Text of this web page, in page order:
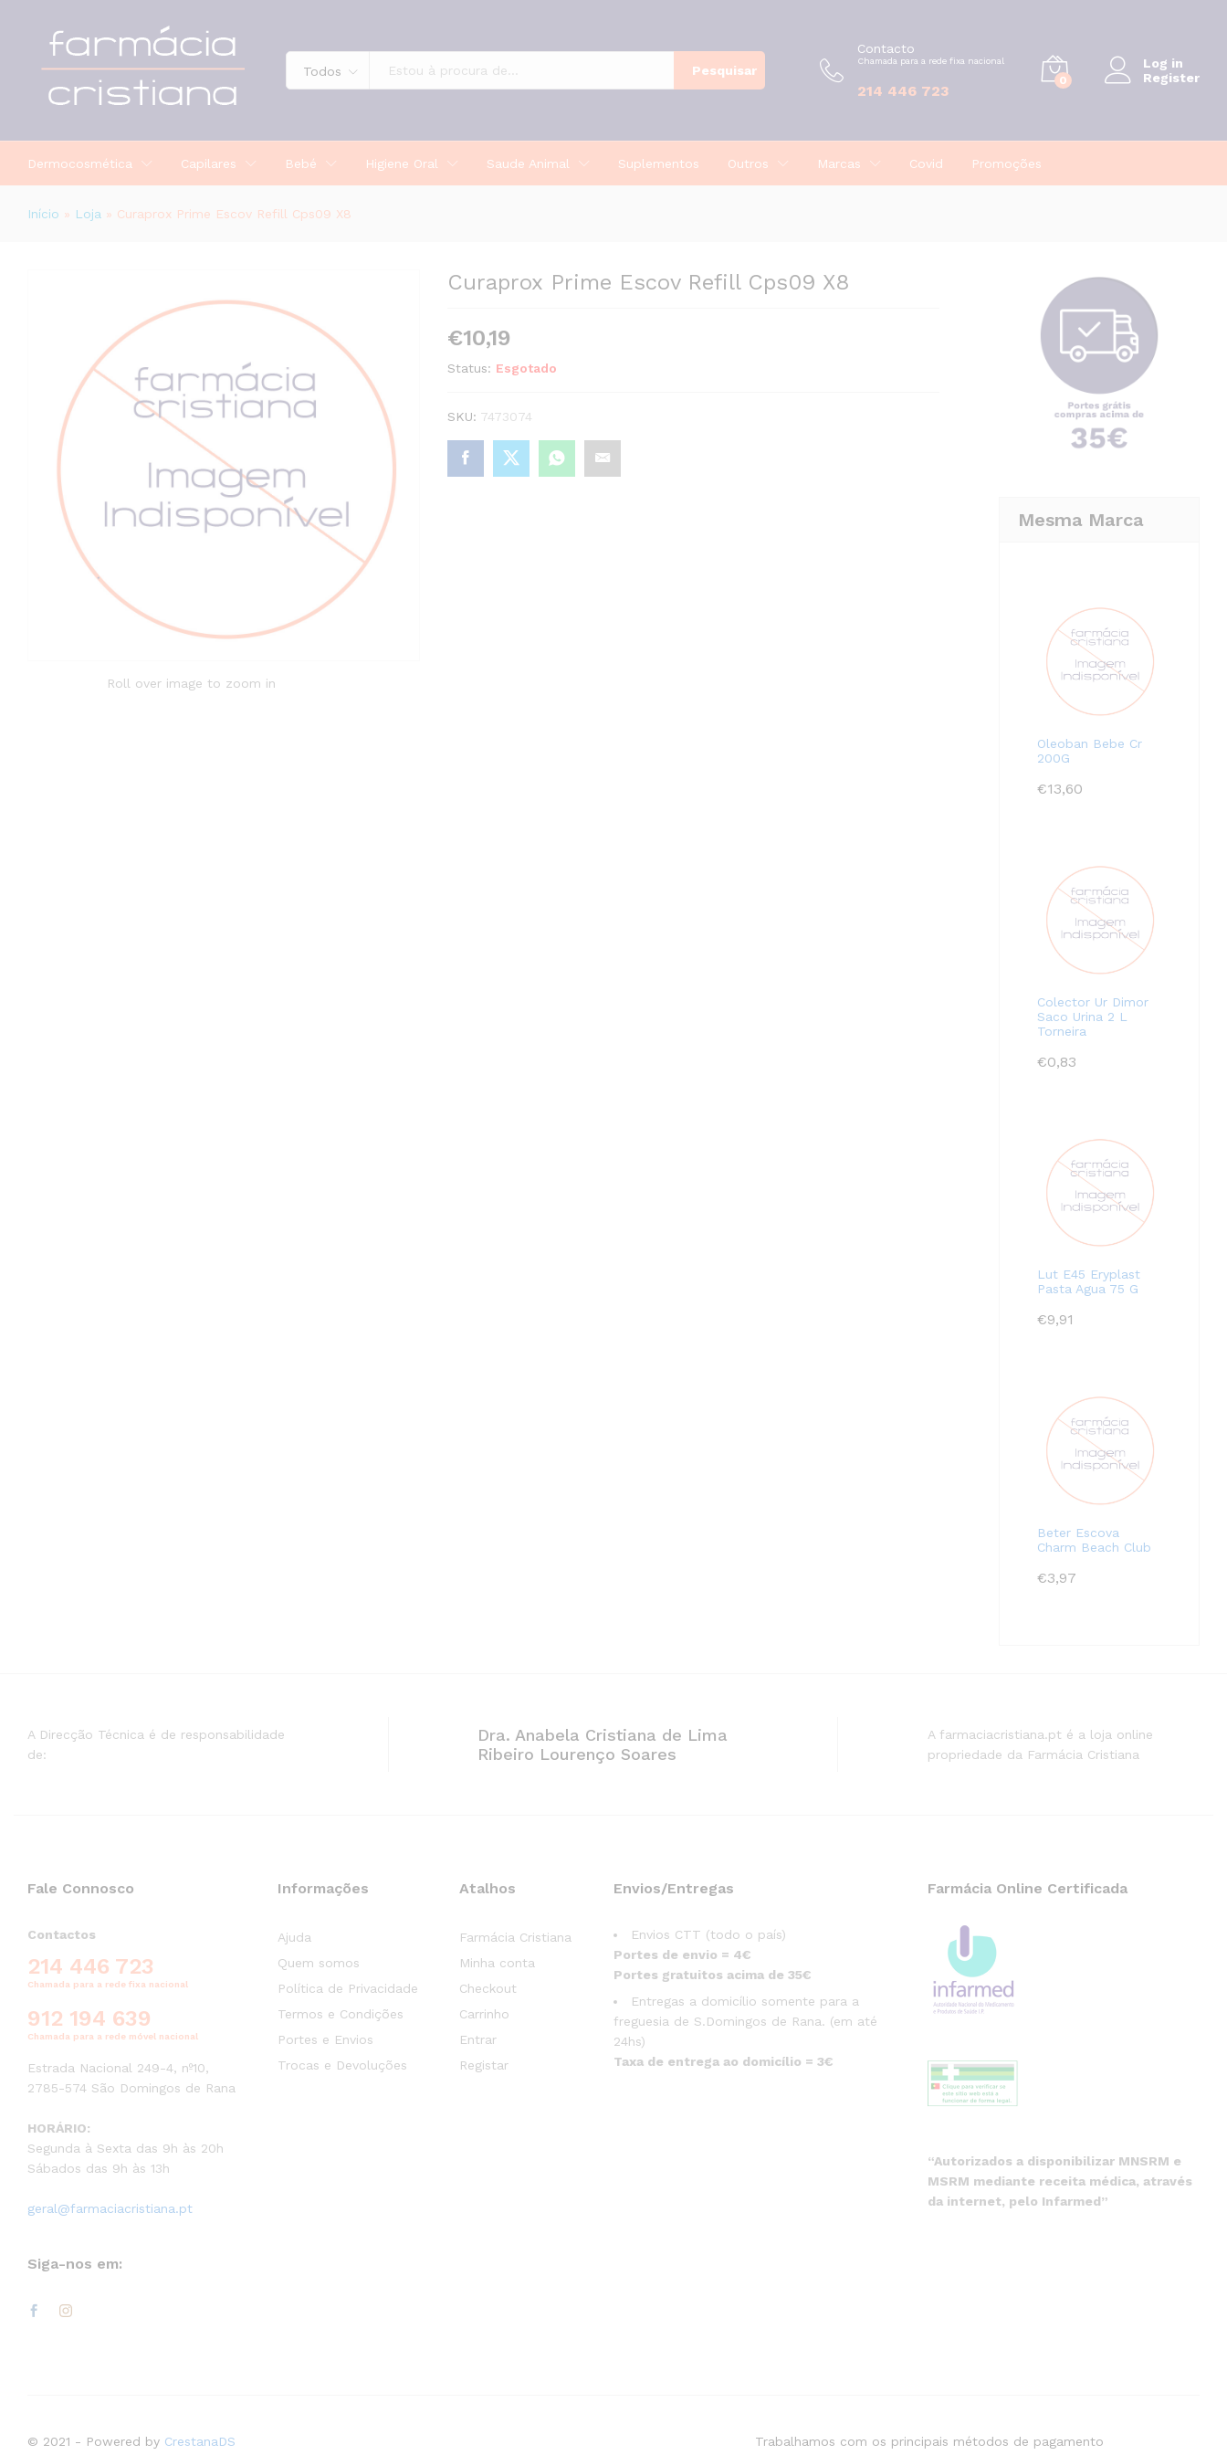
Todos Pesquisar
Contacto
Chamada para a rede fixa nacional
214 446 723
0
Log in
Register
Dermocosmética Capilares Bebé Higiene Oral Saude Animal Suplementos Outros Marcas Covid Promoções
Início » Loja » Curaprox Prime Escov Refill Cps09 X8
Roll over image to zoom in
Curaprox Prime Escov Refill Cps09 X8
€10,19
Status: Esgotado
SKU: 7473074
Mesma Marca
Oleoban Bebe Cr
200G
€13,60
Colector Ur Dimor
Saco Urina 2 L
Torneira
€0,83
Lut E45 Eryplast
Pasta Agua 75 G
€9,91
Beter Escova
Charm Beach Club
€3,97
A Direcção Técnica é de responsabilidade
de:
Dra. Anabela Cristiana de Lima
Ribeiro Lourenço Soares
A farmaciacristiana.pt é a loja online
propriedade da Farmácia Cristiana
Fale Connosco
Contactos
214 446 723
Chamada para a rede fixa nacional
912 194 639
Chamada para a rede móvel nacional
Estrada Nacional 249-4, nº10,
2785-574 São Domingos de Rana
HORÁRIO:
Segunda à Sexta das 9h às 20h
Sábados das 9h às 13h
geral@farmaciacristiana.pt
Siga-nos em:
Informações
Ajuda
Quem somos
Política de Privacidade
Termos e Condições
Portes e Envios
Trocas e Devoluções
Atalhos
Farmácia Cristiana
Minha conta
Checkout
Carrinho
Entrar
Registar
Envios/Entregas
Envios CTT (todo o país)
Portes de envio = 4€
Portes gratuitos acima de 35€
Entregas a domicílio somente para a
freguesia de S.Domingos de Rana. (em até
24hs)
Taxa de entrega ao domicílio = 3€
Farmácia Online Certificada
“Autorizados a disponibilizar MNSRM e
MSRM mediante receita médica, através
da internet, pelo Infarmed”
© 2021 - Powered by CrestanaDS Trabalhamos com os principais métodos de pagamento